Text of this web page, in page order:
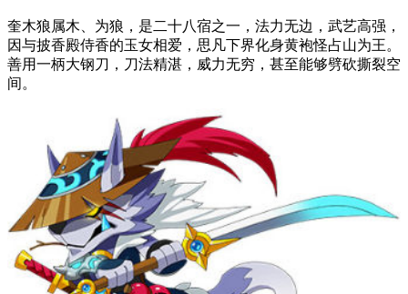
奎木狼属木、为狼，是二十八宿之一，法力无边，武艺高强，
因与披香殿侍香的玉女相爱，思凡下界化身黄袍怪占山为王。
善用一柄大钢刀，刀法精湛，威力无穷，甚至能够劈砍撕裂空
间。